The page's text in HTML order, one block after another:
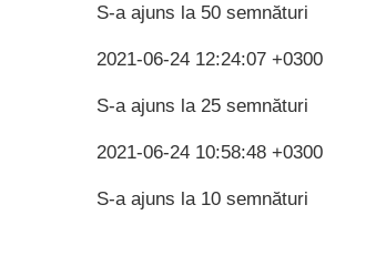
S-a ajuns la 50 semnături
2021-06-24 12:24:07 +0300
S-a ajuns la 25 semnături
2021-06-24 10:58:48 +0300
S-a ajuns la 10 semnături